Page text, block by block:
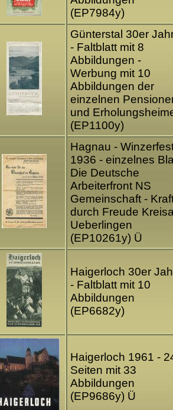
(EP7984y)
Günterstal 30er
- Faltblatt mit 8
Abbildungen -
Werbung mit 10
Abbildungen der
einzelnen
und
(EP1100y)
Hagnau -
1936 - einzelnes
Die Deutsche
Arbeiterfront NS
Gemeinschaft -
durch Freude
Ueberlingen
(EP10261y) Ü
Haigerloch 30er
- Faltblatt mit 10
Abbildungen
(EP6682y)
Haigerloch 1961 -
Seiten mit 33
Abbildungen
(EP9686y) Ü